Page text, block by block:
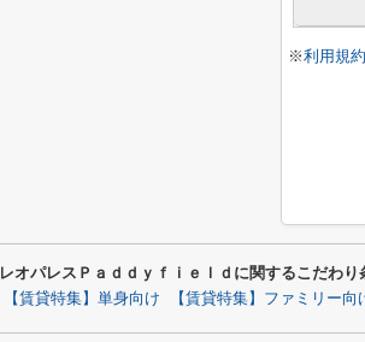
※利用規約
レオパレスＰａｄｄｙｆｉｅｌｄに関するこだわり
【賃貸特集】単身向け 【賃貸特集】ファミリー向